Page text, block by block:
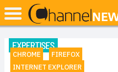
EXPERTISES
CHROME
FIREFOX
INTERNET EXPLORER